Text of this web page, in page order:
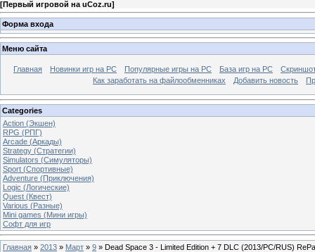
[Первый игровой на uCoz.ru]
Форма входа
Меню сайта
Главная Новинки игр на PC Популярные игры на PC База игр на РС
Как заработать на файлообменниках
Добавить новость
Categories
Action (Экшен)
RPG (РПГ)
Arcade (Аркады)
Strategy (Стратегии)
Simulators (Симуляторы)
Sport (Спортивные)
Adventure (Приключения)
Logic (Логические)
Quest (Квест)
Various (Разные)
Mini games (Мини игры)
Софт для игр
Главная » 2013 » Март » 9 » Dead Space 3 - Limited Edition + 7 DLC (2013/PC/RUS)